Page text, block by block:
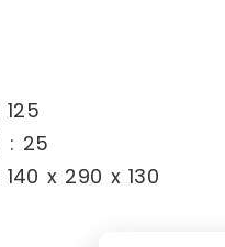
: 25
x 290 x 130